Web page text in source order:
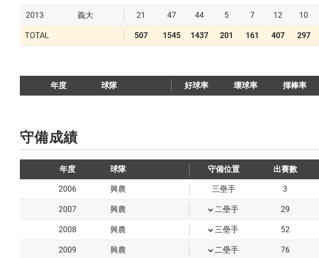
2013 義大 21 47 44 5 7 12 10
TOTAL 507 1545 1437 201 161 407 297
年度 球隊 好球率 壞球率 揮棒率
守備成績
年度 球隊 守備位置 出賽數
2006 興農 三壘手 3
2007 興農 二壘手 29
2008 興農 三壘手 52
2009 興農 二壘手 76